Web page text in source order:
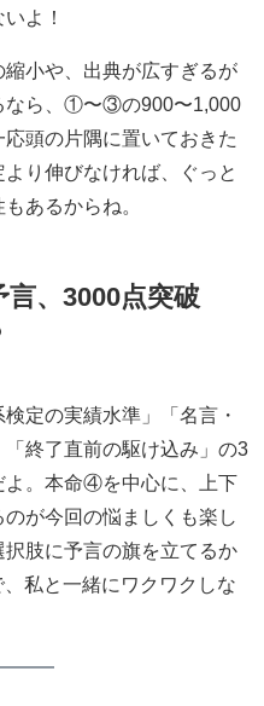
よ！
小や、出典が広すぎるが
なら、①〜③の900〜1,000
頭の片隅に置いておきた
り伸びなければ、ぐっと
あるからね。
、3000点突破
定の実績水準」「名言・
終了直前の駆け込み」の3
よ。本命④を中心に、上下
が今回の悩ましくも楽し
肢に予言の旗を立てるか
私と一緒にワクワクしな